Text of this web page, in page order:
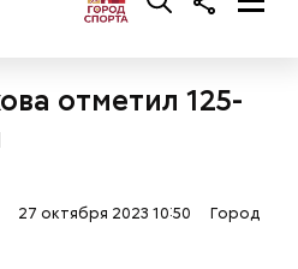
отметил 125-
27 октября 2023 10:50 Город
— Нескучный сад —
паркового искусства.